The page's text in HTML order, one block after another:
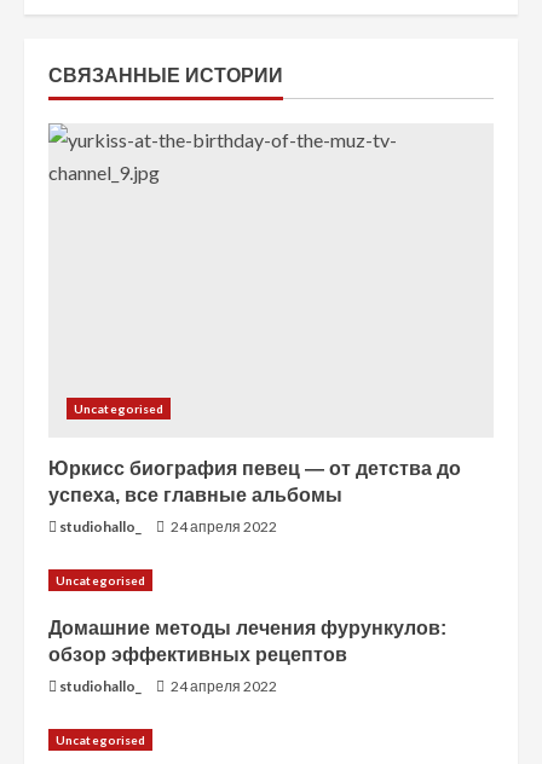
ь
ч
т
е
СВЯЗАННЫЕ ИСТОРИИ
Uncategorised
Юркисс биография певец — от детства до
успеха, все главные альбомы
studiohallo_ 24 апреля 2022
Uncategorised
Домашние методы лечения фурункулов:
обзор эффективных рецептов
studiohallo_ 24 апреля 2022
Uncategorised